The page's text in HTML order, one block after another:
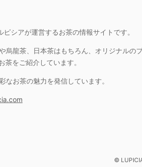
シアが運営するお茶の情報サイトです。
烏龍茶、日本茶はもちろん、オリジナルの
をご紹介しています。
お茶の魅力を発信しています。
©